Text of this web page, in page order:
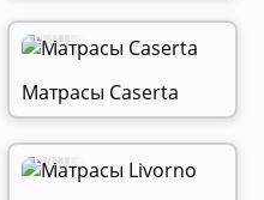
6 шт.
Матрасы Caserta
6 шт.